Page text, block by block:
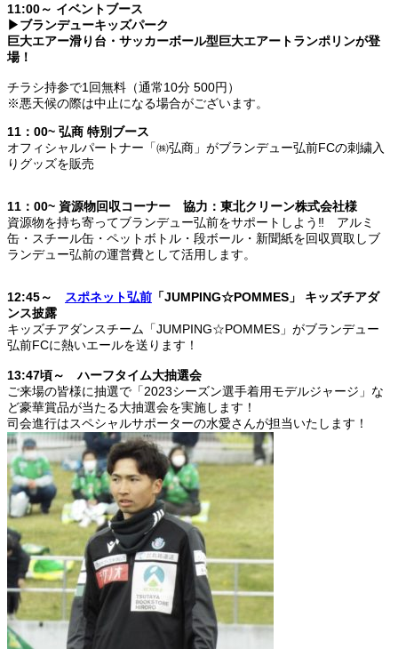
11:00～ イベントブース
▶ブランデューキッズパーク
巨大エアー滑り台・サッカーボール型巨大エアートランポリンが登
場！
チラシ持参で1回無料（通常10分 500円）
※悪天候の際は中止になる場合がございます。
11：00~ 弘商 特別ブース
オフィシャルパートナー「㈱弘商」がブランデュー弘前FCの刺繍入
りグッズを販売
11：00~ 資源物回収コーナー 協力：東北クリーン株式会社様
資源物を持ち寄ってブランデュー弘前をサポートしよう‼ アルミ
缶・スチール缶・ペットボトル・段ボール・新聞紙を回収買取しブ
ランデュー弘前の運営費として活用します。
12:45～ スポネット弘前 「JUMPING☆POMMES」 キッズチアダ
ンス披露
キッズチアダンスチーム「JUMPING☆POMMES」がブランデュー
弘前FCに熱いエールを送ります！
13:47頃～ ハーフタイム大抽選会
ご来場の皆様に抽選で「2023シーズン選手着用モデルジャージ」な
ど豪華賞品が当たる大抽選会を実施します！
司会進行はスペシャルサポーターの水愛さんが担当いたします！